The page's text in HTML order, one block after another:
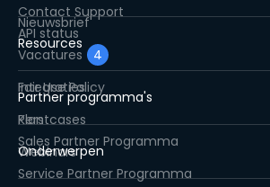
Nieuwsbrief
Vacatures
4
Fair Use Policy
Pers
Contact Support
API status
Resources
Integraties
Klantcases
Webinars
Partner programma's
Sales Partner Programma
Service Partner Programma
Onderwerpen